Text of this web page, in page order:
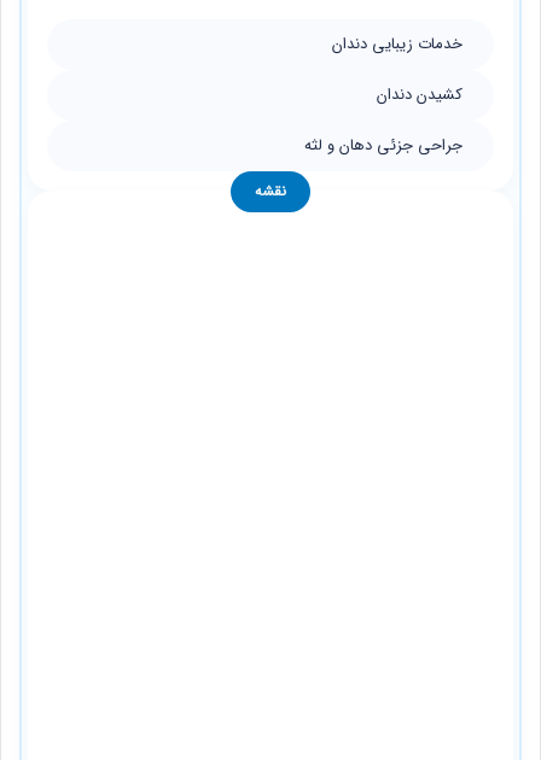
خدمات زیبایی دندان
کشیدن دندان
جراحی جزئی دهان و لثه
نقشه